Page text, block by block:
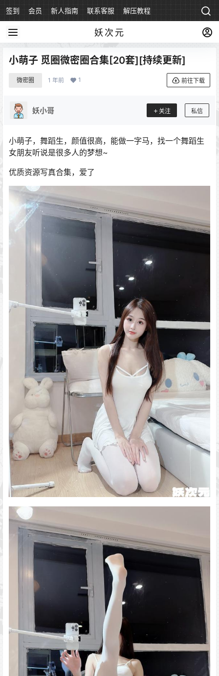
签到 会员 新人指南 联系客服 解压教程
妖次元
小萌子 觅圈微密圈合集[20套][持续更新]
微密圈 1 年前 1 前往下载
妖小哥 关注 私信
小萌子，舞蹈生，颜值很高，能做一字马，找一个舞蹈生
女朋友听说是很多人的梦想~
优质资源写真合集，爱了